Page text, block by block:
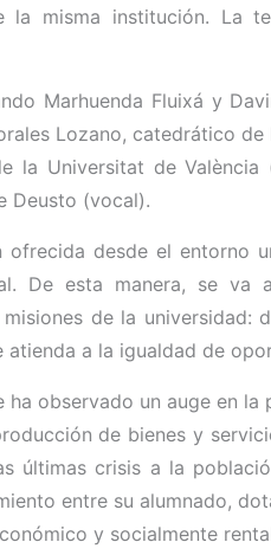
la misma institución. La
Marhuenda Fluixá y
Lozano, catedrático de
la Universitat de València
Deusto (vocal).
desde el entorno
De esta manera, se va
de la
a la igualdad de
observado un auge en
de bienes y
últimas crisis a la
entre su alumnado,
y socialmente